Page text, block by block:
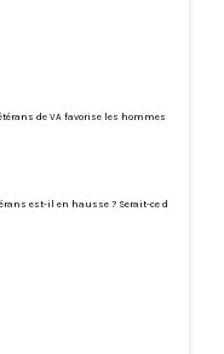
de VA favorise les hommes
est-il en hausse ? Serait-ce dû à